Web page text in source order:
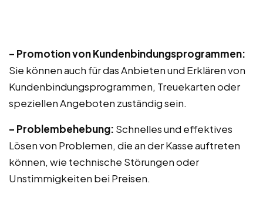
– Promotion von Kundenbindungsprogrammen:
Sie können auch für das Anbieten und Erklären von
Kundenbindungsprogrammen, Treuekarten oder
speziellen Angeboten zuständig sein.
– Problembehebung: Schnelles und effektives
Lösen von Problemen, die an der Kasse auftreten
können, wie technische Störungen oder
Unstimmigkeiten bei Preisen.